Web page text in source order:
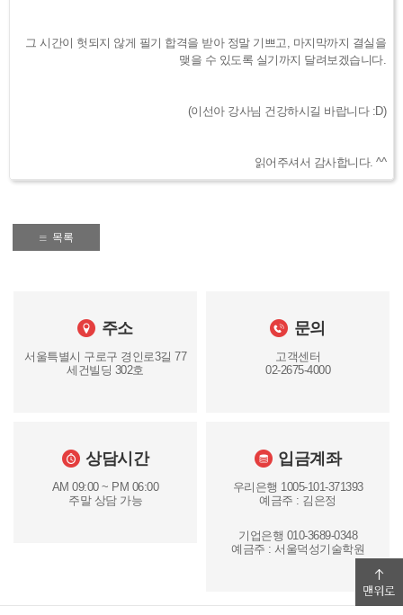
그 시간이 헛되지 않게 필기 합격을 받아 정말 기쁘고, 마지막까지 결실을
맺을 수 있도록 실기까지 달려보겠습니다.
(이선아 강사님 건강하시길 바랍니다 :D)
읽어주셔서 감사합니다. ^^
목록
주소
서울특별시 구로구 경인로3길 77
세건빌딩 302호
문의
고객센터
02-2675-4000
상담시간
AM 09:00 ~ PM 06:00
주말 상담 가능
입금계좌
우리은행 1005-101-371393
예금주 : 김은정
기업은행 010-3689-0348
예금주 : 서울덕성기술학원